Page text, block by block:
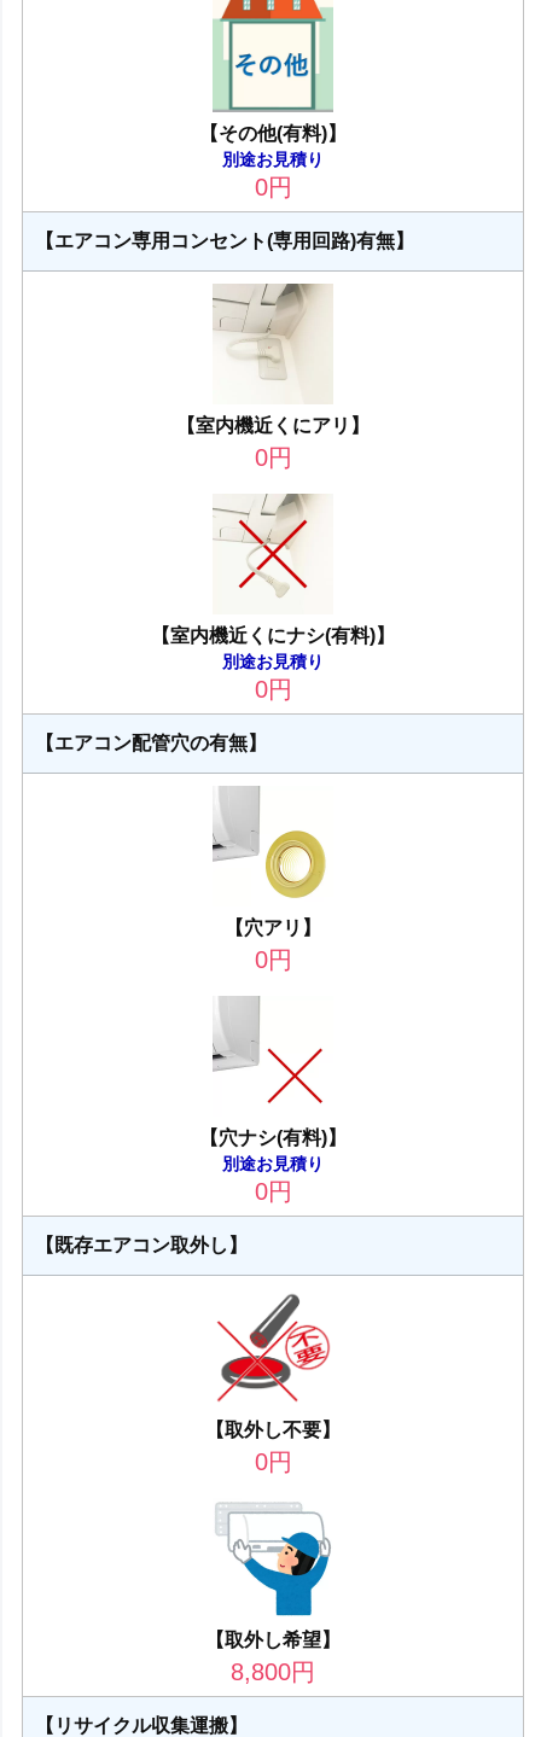
【その他(有料)】
別途お見積り
0円
【エアコン専用コンセント(専用回路)有無】
【室内機近くにアリ】
0円
【室内機近くにナシ(有料)】
別途お見積り
0円
【エアコン配管穴の有無】
【穴アリ】
0円
【穴ナシ(有料)】
別途お見積り
0円
【既存エアコン取外し】
【取外し不要】
0円
【取外し希望】
8,800円
【リサイクル収集運搬】